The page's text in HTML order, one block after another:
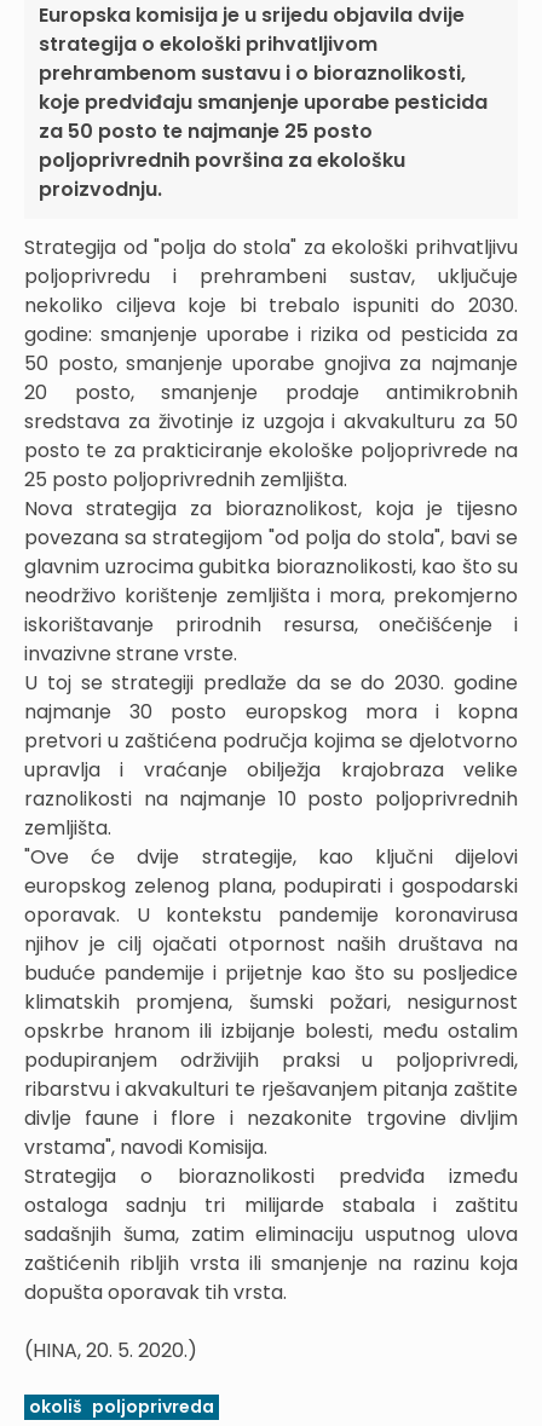
Europska komisija je u srijedu objavila dvije
strategija o ekološki prihvatljivom
prehrambenom sustavu i o bioraznolikosti,
koje predviđaju smanjenje uporabe pesticida
za 50 posto te najmanje 25 posto
poljoprivrednih površina za ekološku
proizvodnju.
Strategija od "polja do stola" za ekološki prihvatljivu
poljoprivredu i prehrambeni sustav, uključuje
nekoliko ciljeva koje bi trebalo ispuniti do 2030.
godine: smanjenje uporabe i rizika od pesticida za
50 posto, smanjenje uporabe gnojiva za najmanje
20 posto, smanjenje prodaje antimikrobnih
sredstava za životinje iz uzgoja i akvakulturu za 50
posto te za prakticiranje ekološke poljoprivrede na
25 posto poljoprivrednih zemljišta.
Nova strategija za bioraznolikost, koja je tijesno
povezana sa strategijom "od polja do stola", bavi se
glavnim uzrocima gubitka bioraznolikosti, kao što su
neodrživo korištenje zemljišta i mora, prekomjerno
iskorištavanje prirodnih resursa, onečišćenje i
invazivne strane vrste.
U toj se strategiji predlaže da se do 2030. godine
najmanje 30 posto europskog mora i kopna
pretvori u zaštićena područja kojima se djelotvorno
upravlja i vraćanje obilježja krajobraza velike
raznolikosti na najmanje 10 posto poljoprivrednih
zemljišta.
"Ove će dvije strategije, kao ključni dijelovi
europskog zelenog plana, podupirati i gospodarski
oporavak. U kontekstu pandemije koronavirusa
njihov je cilj ojačati otpornost naših društava na
buduće pandemije i prijetnje kao što su posljedice
klimatskih promjena, šumski požari, nesigurnost
opskrbe hranom ili izbijanje bolesti, među ostalim
podupiranjem održivijih praksi u poljoprivredi,
ribarstvu i akvakulturi te rješavanjem pitanja zaštite
divlje faune i flore i nezakonite trgovine divljim
vrstama", navodi Komisija.
Strategija o bioraznolikosti predviđa između
ostaloga sadnju tri milijarde stabala i zaštitu
sadašnjih šuma, zatim eliminaciju usputnog ulova
zaštićenih ribljih vrsta ili smanjenje na razinu koja
dopušta oporavak tih vrsta.
(HINA, 20. 5. 2020.)
okoliš poljoprivreda